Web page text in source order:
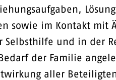
sowie im Kontakt mit
und in der
der Familie
aller